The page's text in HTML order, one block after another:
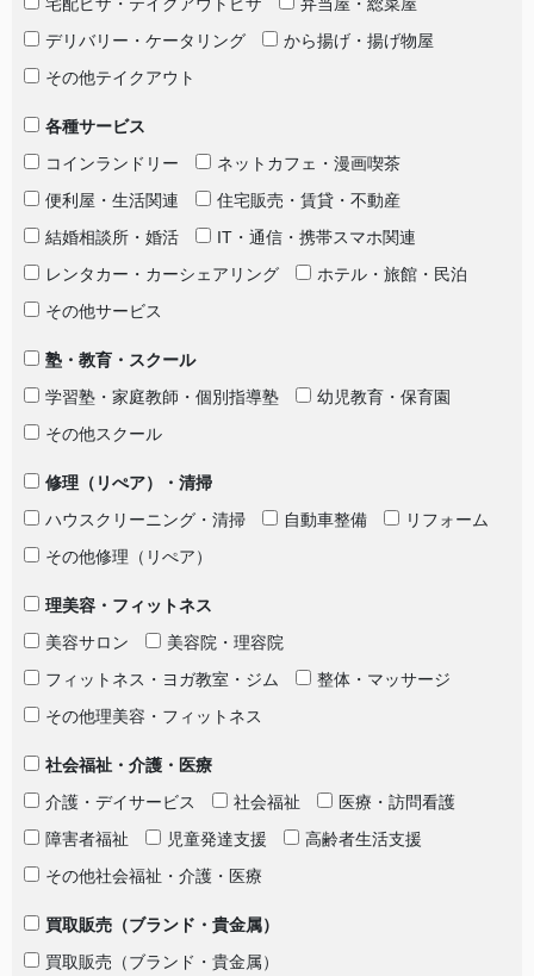
デリバリー・ケータリング
から揚げ・揚げ物屋
その他テイクアウト
各種サービス
コインランドリー
ネットカフェ・漫画喫茶
便利屋・生活関連
住宅販売・賃貸・不動産
結婚相談所・婚活
IT・通信・携帯スマホ関連
レンタカー・カーシェアリング
ホテル・旅館・民泊
その他サービス
塾・教育・スクール
学習塾・家庭教師・個別指導塾
幼児教育・保育園
その他スクール
修理（リぺア）・清掃
ハウスクリーニング・清掃
自動車整備
リフォーム
その他修理（リぺア）
理美容・フィットネス
美容サロン
美容院・理容院
フィットネス・ヨガ教室・ジム
整体・マッサージ
その他理美容・フィットネス
社会福祉・介護・医療
介護・デイサービス
社会福祉
医療・訪問看護
障害者福祉
児童発達支援
高齢者生活支援
その他社会福祉・介護・医療
買取販売（ブランド・貴金属）
買取販売（ブランド・貴金属）